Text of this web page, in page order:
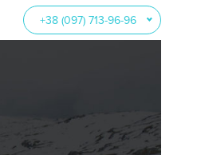
+38 (097) 713-96-96